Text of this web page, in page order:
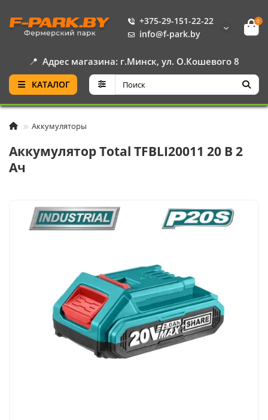
+375-29-151-22-22
info@f-park.by
0
📍 Адрес магазина: г.Минск, ул. О.Кошевого 8
КАТАЛОГ
Аккумуляторы
Аккумулятор Total TFBLI20011 20 В 2
Ач